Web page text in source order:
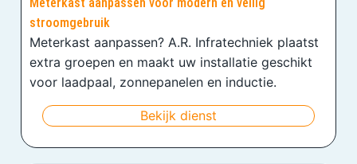
stroomgebruik
Meterkast aanpassen? A.R. Infratechniek plaatst
extra groepen en maakt uw installatie geschikt
voor laadpaal, zonnepanelen en inductie.
Bekijk dienst